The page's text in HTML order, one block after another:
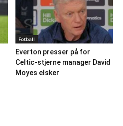
Fotball
Everton presser på for
Celtic-stjerne manager David
Moyes elsker